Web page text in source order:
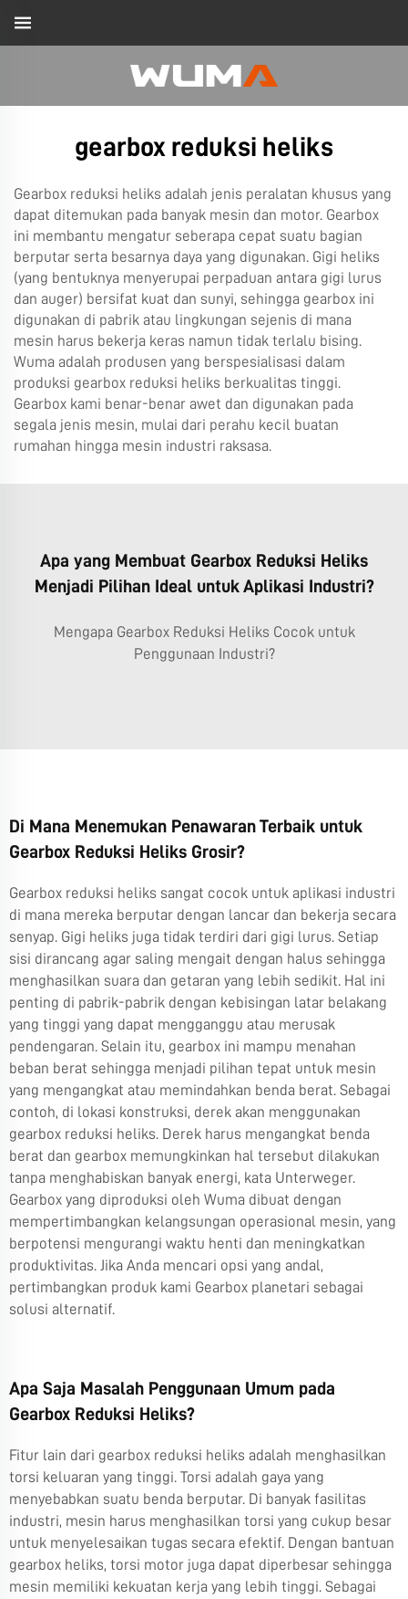
gearbox reduksi heliks
Gearbox reduksi heliks adalah jenis peralatan khusus yang
dapat ditemukan pada banyak mesin dan motor. Gearbox
ini membantu mengatur seberapa cepat suatu bagian
berputar serta besarnya daya yang digunakan. Gigi heliks
(yang bentuknya menyerupai perpaduan antara gigi lurus
dan auger) bersifat kuat dan sunyi, sehingga gearbox ini
digunakan di pabrik atau lingkungan sejenis di mana
mesin harus bekerja keras namun tidak terlalu bising.
Wuma adalah produsen yang berspesialisasi dalam
produksi gearbox reduksi heliks berkualitas tinggi.
Gearbox kami benar-benar awet dan digunakan pada
segala jenis mesin, mulai dari perahu kecil buatan
rumahan hingga mesin industri raksasa.
Apa yang Membuat Gearbox Reduksi Heliks
Menjadi Pilihan Ideal untuk Aplikasi Industri?
Mengapa Gearbox Reduksi Heliks Cocok untuk
Penggunaan Industri?
Di Mana Menemukan Penawaran Terbaik untuk
Gearbox Reduksi Heliks Grosir?
Gearbox reduksi heliks sangat cocok untuk aplikasi industri
di mana mereka berputar dengan lancar dan bekerja secara
senyap. Gigi heliks juga tidak terdiri dari gigi lurus. Setiap
sisi dirancang agar saling mengait dengan halus sehingga
menghasilkan suara dan getaran yang lebih sedikit. Hal ini
penting di pabrik-pabrik dengan kebisingan latar belakang
yang tinggi yang dapat mengganggu atau merusak
pendengaran. Selain itu, gearbox ini mampu menahan
beban berat sehingga menjadi pilihan tepat untuk mesin
yang mengangkat atau memindahkan benda berat. Sebagai
contoh, di lokasi konstruksi, derek akan menggunakan
gearbox reduksi heliks. Derek harus mengangkat benda
berat dan gearbox memungkinkan hal tersebut dilakukan
tanpa menghabiskan banyak energi, kata Unterweger.
Gearbox yang diproduksi oleh Wuma dibuat dengan
mempertimbangkan kelangsungan operasional mesin, yang
berpotensi mengurangi waktu henti dan meningkatkan
produktivitas. Jika Anda mencari opsi yang andal,
pertimbangkan produk kami Gearbox planetari sebagai
solusi alternatif.
Apa Saja Masalah Penggunaan Umum pada
Gearbox Reduksi Heliks?
Fitur lain dari gearbox reduksi heliks adalah menghasilkan
torsi keluaran yang tinggi. Torsi adalah gaya yang
menyebabkan suatu benda berputar. Di banyak fasilitas
industri, mesin harus menghasilkan torsi yang cukup besar
untuk menyelesaikan tugas secara efektif. Dengan bantuan
gearbox heliks, torsi motor juga dapat diperbesar sehingga
mesin memiliki kekuatan kerja yang lebih tinggi. Sebagai